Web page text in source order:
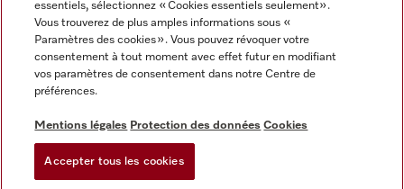
CGV
Conditions d’utilisation
Déclaration d'accessibilité
Digital Services Act
essentiels, sélectionnez « Cookies essentiels seulement».
Vous trouverez de plus amples informations sous «
Paramètres des cookies ». Vous pouvez révoquer votre
consentement à tout moment avec effet futur en modifiant
vos paramètres de consentement dans notre Centre de
préférences.
Mentions légales Protection des données Cookies
Accepter tous les cookies